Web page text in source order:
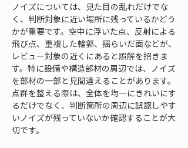
ノイズについては、見た目の乱れだけでな
く、判断対象に近い場所に残っているかどう
かが重要です。空中に浮いた点、反射による
飛び点、重複した輪郭、揺らいだ面などが、
レビュー対象の近くにあると誤解を招きま
す。特に設備や構造部材の周辺では、ノイズ
を部材の一部と見間違えることがあります。
点群を整える際は、全体を均一にきれいにす
るだけでなく、判断箇所の周辺に誤認しやす
いノイズが残っていないか確認することが大
切です。